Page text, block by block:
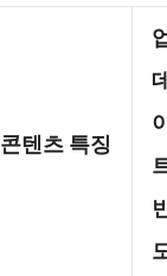
콘텐츠 특징